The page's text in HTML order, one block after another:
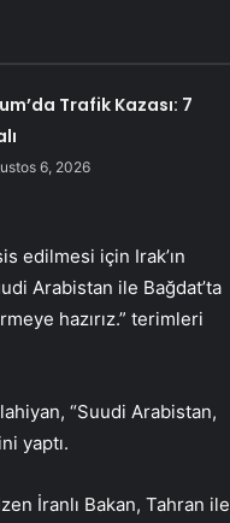
Trafik Kazası: 7
6, 2026
edilmesi için Irak’ın
Arabistan ile Bağdat’ta
hazırız.” terimleri
“Suudi Arabistan,
yaptı.
İranlı Bakan, Tahran ile